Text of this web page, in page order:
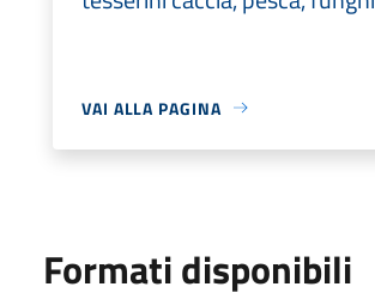
VAI ALLA PAGINA
Formati disponibili